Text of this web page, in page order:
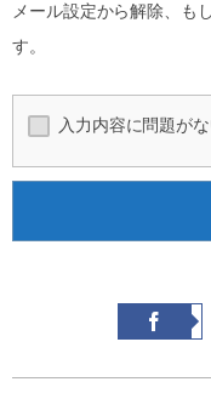
メール設定から解除、も
す。
入力内容に問題が